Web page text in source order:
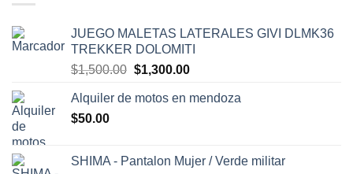
JUEGO MALETAS LATERALES GIVI DLMK36
TREKKER DOLOMITI
$1,500.00 El
original
$1,300.00El
actual
Alquiler de motos en mendoza
$50.00
SHIMA - Pantalon Mujer / Verde militar